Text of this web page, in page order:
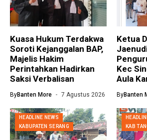
Kuasa Hukum Terdakwa
Soroti Kejanggalan BAP,
Majelis Hakim
Perintahkan Hadirkan
Saksi Verbalisan
ByBanten More 7 Agustus 2026
Ketua
Kec
Aula
ByBanten
HEADLINE NEWS
KABUPATEN SERANG
KAB